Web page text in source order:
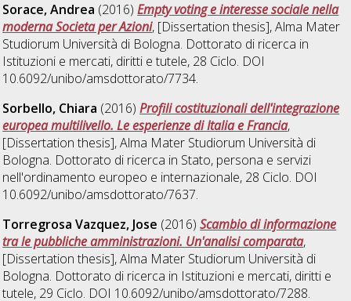
Sorace, Andrea (2016)Empty voting e interesse sociale nella
moderna Societa per Azioni, [Dissertation thesis], Alma Mater
Studiorum Università di Bologna. Dottorato di ricerca in
Istituzioni e mercati, diritti e tutele, 28 Ciclo. DOI
10.6092/unibo/amsdottorato/7734.
Sorbello, Chiara (2016)Profili costituzionali dell'integrazione
europea multilivello. Le esperienze di Italia e Francia,
[Dissertation thesis], Alma Mater Studiorum Università di
Bologna. Dottorato di ricerca in Stato, persona e servizi
nell'ordinamento europeo e internazionale, 28 Ciclo. DOI
10.6092/unibo/amsdottorato/7637.
Torregrosa Vazquez, Jose (2016)Scambio di informazione
tra le pubbliche amministrazioni. Un'analisi comparata,
[Dissertation thesis], Alma Mater Studiorum Università di
Bologna. Dottorato di ricerca in Istituzioni e mercati, diritti e
tutele, 29 Ciclo. DOI 10.6092/unibo/amsdottorato/7288.